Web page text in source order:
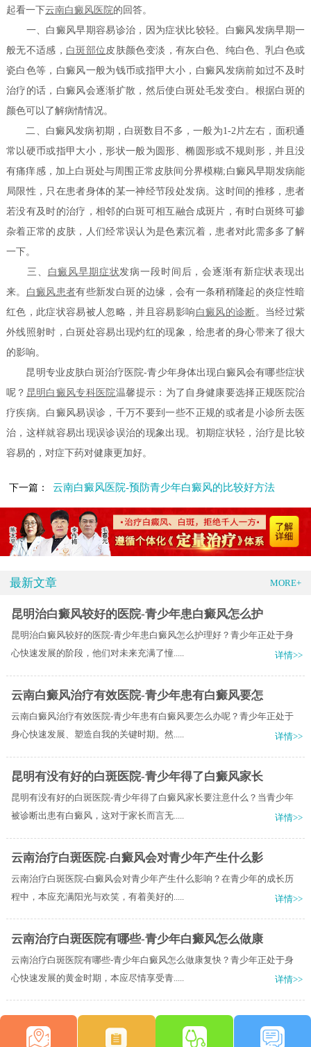
起看一下云南白癜风医院的回答。
一、白癜风早期容易诊治，因为症状比较轻。白癜风发病早期一
般无不适感， 白斑部位皮肤颜色变淡，有灰白色、纯白色、乳白色或
瓷白色等，白癜风一般为钱币或指甲大小，白癜风发病前如过不及时
治疗的话，白癜风会逐渐扩散，然后使白斑处毛发变白。根据白斑的
颜色可以了解病情情况。
二、白癜风发病初期，白斑数目不多，一般为1-2片左右，面积通
常以硬币或指甲大小，形状一般为圆形、椭圆形或不规则形，并且没
有痛痒感，加上白斑处与周围正常皮肤间分界模糊;白癜风早期发病能
局限性，只在患者身体的某一神经节段处发病。这时间的推移，患者
若没有及时的治疗，相邻的白斑可相互融合成斑片，有时白斑终可掺
杂着正常的皮肤，人们经常误认为是色素沉着，患者对此需多多了解
一下。
三、 白癜风早期症状发病一段时间后，会逐渐有新症状表现出
来。 白癜风患者有些新发白斑的边缘，会有一条稍稍隆起的炎症性暗
红色，此症状容易被人忽略，并且容易影响 白癜风的诊断。当经过紫
外线照射时，白斑处容易出现灼红的现象，给患者的身心带来了很大
的影响。
昆明专业皮肤白斑治疗医院-青少年身体出现白癜风会有哪些症状
呢？ 昆明白癜风专科医院温馨提示：为了自身健康要选择正规医院治
疗疾病。白癜风易误诊，千万不要到一些不正规的或者是小诊所去医
治，这样就容易出现误诊误治的现象出现。初期症状轻，治疗是比较
容易的，对症下药对健康更加好。
下一篇： 云南白癜风医院-预防青少年白癜风的比较好方法
最新文章 MORE+
昆明治白癜风较好的医院-青少年患白癜风怎么护
昆明治白癜风较好的医院-青少年患白癜风怎么护理好？青少年正处于身
心快速发展的阶段，他们对未来充满了憧.....
详情>>
云南白癜风治疗有效医院-青少年患有白癜风要怎
云南白癜风治疗有效医院-青少年患有白癜风要怎么办呢？青少年正处于
身心快速发展、塑造自我的关键时期。然.....
详情>>
昆明有没有好的白斑医院-青少年得了白癜风家长
昆明有没有好的白斑医院-青少年得了白癜风家长要注意什么？当青少年
被诊断出患有白癜风，这对于家长而言无.....
详情>>
云南治疗白斑医院-白癜风会对青少年产生什么影
云南治疗白斑医院-白癜风会对青少年产生什么影响？在青少年的成长历
程中，本应充满阳光与欢笑，有着美好的.....
详情>>
云南治疗白斑医院有哪些-青少年白癜风怎么做康
云南治疗白斑医院有哪些-青少年白癜风怎么做康复快？青少年正处于身
心快速发展的黄金时期，本应尽情享受青.....
详情>>